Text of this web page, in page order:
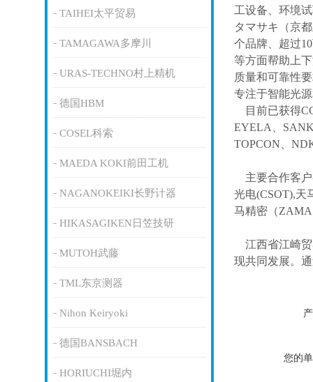
TAIHEI太平贸易
TAMAGAWA多摩川
URAS-TECHNO村上精机
德国HBM
COSEL科索
MAEDA KOKI前田工机
NAGANOKEIKI长野计器
HIKASAGIKEN日笠技研
MUTOH武藤
TML东京测器
Nihon Keiryoki
德国BANSBACH
HORIUCHI堀内
工设备、环境
タマサキ（京
个品牌、超过
等方面帮助上
质量和可靠性
专注于智能光
目前已获得
EYELA、
TOPCON、
主要合作客
光电(CSOT),天
马精密（
江西省江崎
现共同发展。
您的